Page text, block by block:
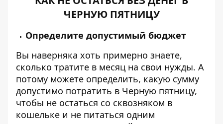
ЧЕРНУЮ ПЯТНИЦУ
Определите допустимый бюджет
Вы наверняка хоть примерно знаете,
сколько тратите в месяц на свои нужды. А
потому можете определить, какую сумму
допустимо потратить в Черную пятницу,
чтобы не остаться со сквозняком в
кошельке и не питаться одним